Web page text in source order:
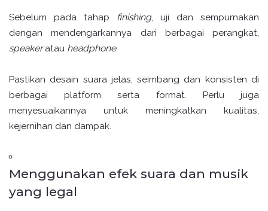
Sebelum pada tahap finishing, uji dan sempurnakan
dengan mendengarkannya dari berbagai perangkat,
speakeratau headphone.
Pastikan desain suara jelas, seimbang dan konsisten di
berbagai platform serta format. Perlu juga
menyesuaikannya untuk meningkatkan kualitas,
kejernihan dan dampak.
Menggunakan efek suara dan musik
yang legal